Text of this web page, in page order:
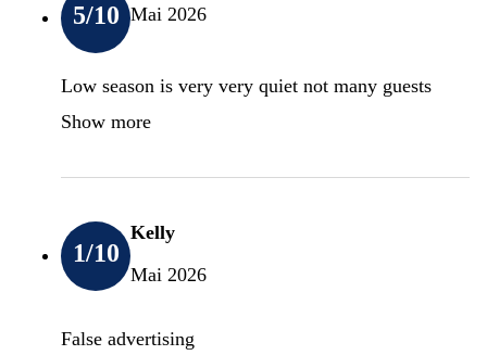
5/10 Mai 2026
Low season is very very quiet not many guests
Show more
1/10
Kelly
Mai 2026
False advertising